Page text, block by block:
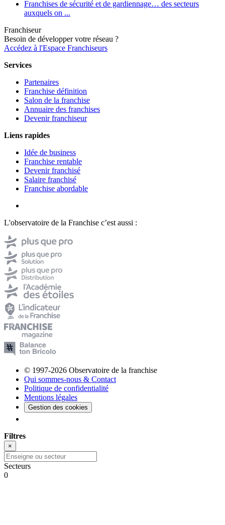
Franchises de sécurité et de gardiennage… des secteurs
auxquels on ...
Franchiseur
Besoin de développer votre réseau ?
Accédez à l'Espace Franchiseurs
Services
Partenaires
Franchise définition
Salon de la franchise
Annuaire des franchises
Devenir franchiseur
Liens rapides
Idée de business
Franchise rentable
Devenir franchisé
Salaire franchisé
Franchise abordable
L'observatoire de la Franchise c’est aussi :
© 1997-2026 Observatoire de la franchise
Qui sommes-nous & Contact
Politique de confidentialité
Mentions légales
Gestion des cookies
Filtres
×
Secteurs
0